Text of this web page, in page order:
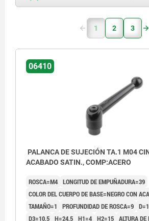
1 2 3
06410
PALANCA DE SUJECIÓN TA.1 M04
ACABADO SATIN., COMP:ACERO
ROSCA=M4 LONGITUD DE EMPUÑADURA=39
COLOR DEL CUERPO DE BASE=NEGRO CON
TAMAÑO=1
PROFUNDIDAD DE ROSCA=9
D3=10,5 H=24,5 H1=4 H2=15 ALTURA